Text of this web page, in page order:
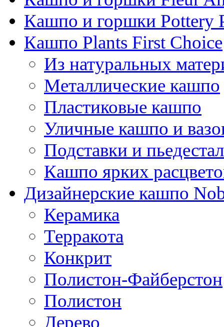
Кашпо и горшки Pottery
Кашпо Plants First Choice
Из натуральных
Металлические кашпо
Пластиковые кашпо
Уличные кашпо и
Подставки и
Кашпо ярких
Дизайнерские кашпо
Керамика
Терракота
Конкрит
Полистон-Файберстон
Полистон
Дерево